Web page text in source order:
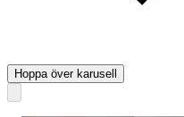
Hoppa över karusell